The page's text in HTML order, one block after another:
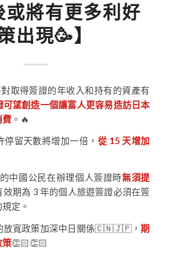
或將有更多利好
出現🥳】
取得簽證的年收入和持有的資產有
可望創造一個讓富人更容易造訪日本
費。🔥
停留天數將增加一倍， 從 15 天增加
中國公民在辦理個人簽證時無須提
效期為 3 年的個人旅遊簽證必須在簽
定。
放寬政策加深中日關係🇨🇳🇯🇵，期
策👏🏻👏🏻